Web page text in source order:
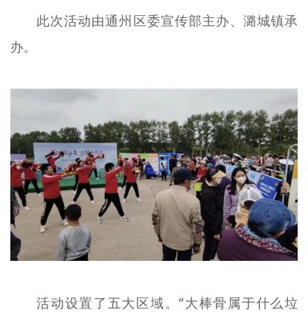
此次活动由通州区委宣传部主办、潞城镇承
办。
活动设置了五大区域。“大棒骨属于什么垃